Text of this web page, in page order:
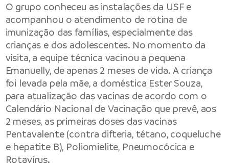
O grupo conheceu as instalações da USF e
acompanhou o atendimento de rotina de
imunização das famílias, especialmente das
crianças e dos adolescentes. No momento da
visita, a equipe técnica vacinou a pequena
Emanuelly, de apenas 2 meses de vida. A criança
foi levada pela mãe, a doméstica Ester Souza,
para atualização das vacinas de acordo com o
Calendário Nacional de Vacinação que prevê, aos
2 meses, as primeiras doses das vacinas
Pentavalente (contra difteria, tétano, coqueluche
e hepatite B), Poliomielite, Pneumocócica e
Rotavírus.